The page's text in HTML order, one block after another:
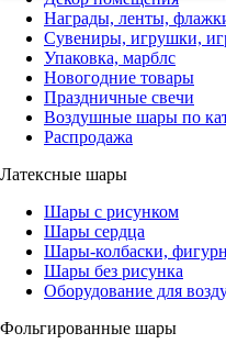
Награды, ленты,
Сувениры, игрушки,
Упаковка, марблс
Новогодние товары
Праздничные свечи
Воздушные шары по
Распродажа
Латексные шары
Шары с рисунком
Шары сердца
Шары-колбаски,
Шары без рисунка
Оборудование для
Фольгированные шары